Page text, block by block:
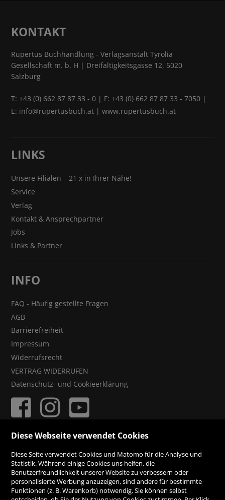
KONTAKT
Rupertus Buchhandlung - Verlagsanstalt Tyrolia
Gesellschaft m. b. H | Dreifaltigkeitsgasse 12, 5020
Salzburg
T:+43 (0) 662 87 87 33 - 0 | F: +43 (0) 662 87 87 33 - 7050 |
E: info@rupertusbuch.at |www.rupertusbuch.at
LINKS
Unsere Filialen – 21 x in Ihrer Nähe!
Service
Verlag
Kontakt & Ansprechpartner
Jobs
Links & Partner
INFO
FAQ - Häufig gestellte Fragen
AGB
Barrierefreiheit
Impressum
Widerrufsrecht
VERTRAG WIDERRUFEN
Datenschutz- und Cookieerklärung
Rechnung
Diese Webseite verwendet Cookies
Diese Seite verwendet Cookies und Matomo für die Analyse und
Statistik. Während einige Cookies uns helfen, die
Benutzerfreundlichkeit unserer Website zu verbessern oder
personalisierte Werbung anzuzeigen, sind andere für bestimmte
Funktionen (z. B. Warenkorb) notwendig. Sie können selbst